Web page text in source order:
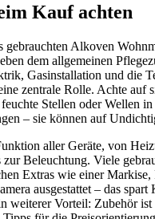
Kauf achten
gebrauchten Alkoven
dem allgemeinen
Gasinstallation und die
zentrale Rolle. Achte auf
feuchte Stellen oder Wellen in
– sie können auf
aller Geräte, von
Beleuchtung. Viele
Extras wie einer Markise,
ausgestattet – das spart
weiterer Vorteil: Zubehör